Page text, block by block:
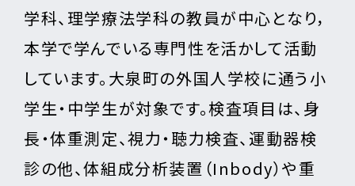
学科、理学療法学科の教員が中心となり，
本学で学んでいる専門性を活かして活動
しています。大泉町の外国人学校に通う小
学生・中学生が対象です。検査項目は、身
長・体重測定、視力・聴力検査、運動器検
診の他、体組成分析装置（Inbody）や重